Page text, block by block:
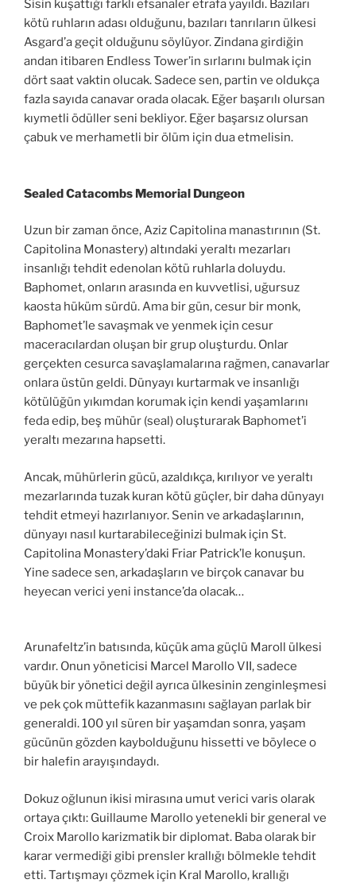
Sisin kuşattığı farklı efsanaler etrafa yayıldı. Bazıları
kötü ruhların adası olduğunu, bazıları tanrıların ülkesi
Asgard’a geçit olduğunu söylüyor. Zindana girdiğin
andan itibaren Endless Tower’in sırlarını bulmak için
dört saat vaktin olucak. Sadece sen, partin ve oldukça
fazla sayıda canavar orada olacak. Eğer başarılı olursan
kıymetli ödüller seni bekliyor. Eğer başarsız olursan
çabuk ve merhametli bir ölüm için dua etmelisin.
Sealed Catacombs Memorial Dungeon
Uzun bir zaman önce, Aziz Capitolina manastırının (St.
Capitolina Monastery) altındaki yeraltı mezarları
insanlığı tehdit edenolan kötü ruhlarla doluydu.
Baphomet, onların arasında en kuvvetlisi, uğursuz
kaosta hüküm sürdü. Ama bir gün, cesur bir monk,
Baphomet’le savaşmak ve yenmek için cesur
maceracılardan oluşan bir grup oluşturdu. Onlar
gerçekten cesurca savaşlamalarına rağmen, canavarlar
onlara üstün geldi. Dünyayı kurtarmak ve insanlığı
kötülüğün yıkımdan korumak için kendi yaşamlarını
feda edip, beş mühür (seal) oluşturarak Baphomet’i
yeraltı mezarına hapsetti.
Ancak, mühürlerin gücü, azaldıkça, kırılıyor ve yeraltı
mezarlarında tuzak kuran kötü güçler, bir daha dünyayı
tehdit etmeyi hazırlanıyor. Senin ve arkadaşlarının,
dünyayı nasıl kurtarabileceğinizi bulmak için St.
Capitolina Monastery’daki Friar Patrick’le konuşun.
Yine sadece sen, arkadaşların ve birçok canavar bu
heyecan verici yeni instance’da olacak…
Arunafeltz’in batısında, küçük ama güçlü Maroll ülkesi
vardır. Onun yöneticisi Marcel Marollo VII, sadece
büyük bir yönetici değil ayrıca ülkesinin zenginleşmesi
ve pek çok müttefik kazanmasını sağlayan parlak bir
generaldi. 100 yıl süren bir yaşamdan sonra, yaşam
gücünün gözden kaybolduğunu hissetti ve böylece o
bir halefin arayışındaydı.
Dokuz oğlunun ikisi mirasına umut verici varis olarak
ortaya çıktı: Guillaume Marollo yetenekli bir general ve
Croix Marollo karizmatik bir diplomat. Baba olarak bir
karar vermediği gibi prensler krallığı bölmekle tehdit
etti. Tartışmayı çözmek için Kral Marollo, krallığı